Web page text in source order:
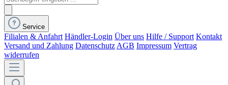
Service
Filialen & Anfahrt Händler-Login Über uns Hilfe / Support Kontakt
Versand und Zahlung Datenschutz AGB Impressum Vertrag
widerrufen